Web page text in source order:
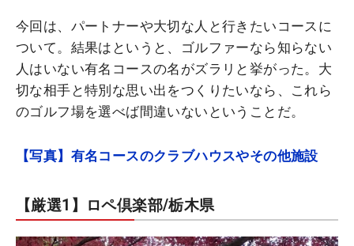
今回は、パートナーや大切な人と行きたいコースに
ついて。結果はというと、ゴルファーなら知らない
人はいない有名コースの名がズラリと挙がった。大
切な相手と特別な思い出をつくりたいなら、これら
のゴルフ場を選べば間違いないということだ。
【写真】有名コースのクラブハウスやその他施設
【厳選1】ロペ倶楽部/栃木県